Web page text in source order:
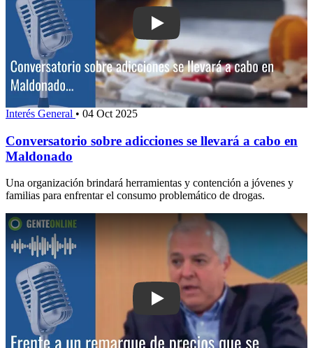
Play: Conversatorio sobre adicciones
Interés General • 04 Oct 2025
Conversatorio sobre adicciones se llevará a cabo en
Maldonado
Una organización brindará herramientas y contención a jóvenes y
familias para enfrentar el consumo problemático de drogas.
Play: Frente a un remarque de